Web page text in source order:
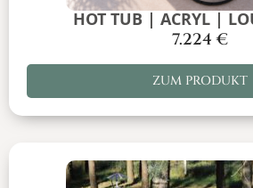
HOT TUB | ACRYL |
7.224€
ZUM PRODUKT